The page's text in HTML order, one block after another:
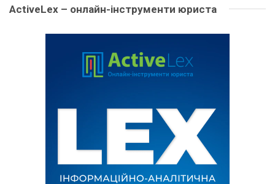
ActiveLex – онлайн-інструменти юриста